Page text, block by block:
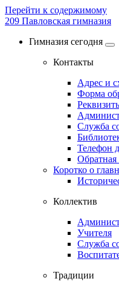
Перейти к содержимому
209 Павловская гимназия
Гимназия сегодня
Контакты
Адрес и
Форма
Служба
Телефон
Обратная
Коротко о
Коллектив
Учителя
Служба
Традиции